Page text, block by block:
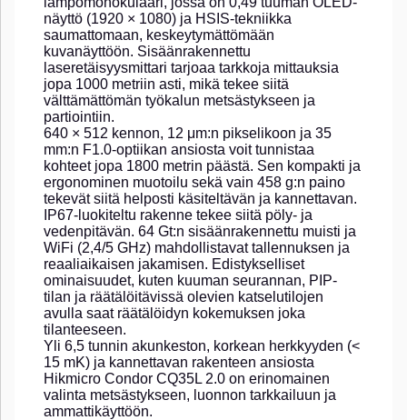
näyttö (1920 × 1080) ja HSIS-tekniikka
saumattomaan, keskeytymättömään
kuvanäyttöön. Sisäänrakennettu
laseretäisyysmittari tarjoaa tarkkoja mittauksia
jopa 1000 metriin asti, mikä tekee siitä
välttämättömän työkalun metsästykseen ja
partiointiin.
640 × 512 kennon, 12 μm:n pikselikoon ja 35
mm:n F1.0-optiikan ansiosta voit tunnistaa
kohteet jopa 1800 metrin päästä. Sen kompakti ja
ergonominen muotoilu sekä vain 458 g:n paino
tekevät siitä helposti käsiteltävän ja kannettavan.
IP67-luokiteltu rakenne tekee siitä pöly- ja
vedenpitävän. 64 Gt:n sisäänrakennettu muisti ja
WiFi (2,4/5 GHz) mahdollistavat tallennuksen ja
reaaliaikaisen jakamisen. Edistykselliset
ominaisuudet, kuten kuuman seurannan, PIP-
tilan ja räätälöitävissä olevien katselutilojen
avulla saat räätälöidyn kokemuksen joka
tilanteeseen.
Yli 6,5 tunnin akunkeston, korkean herkkyyden (<
15 mK) ja kannettavan rakenteen ansiosta
Hikmicro Condor CQ35L 2.0 on erinomainen
valinta metsästykseen, luonnon tarkkailuun ja
ammattikäyttöön.